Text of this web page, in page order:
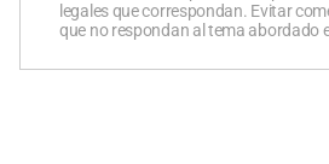
legales que correspondan. Evitar
que no respondan al tema abordado